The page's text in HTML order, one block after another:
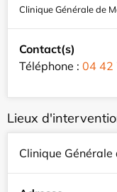
Clinique Générale de
Contact(s)
Téléphone : 04 42
Lieux
Clinique